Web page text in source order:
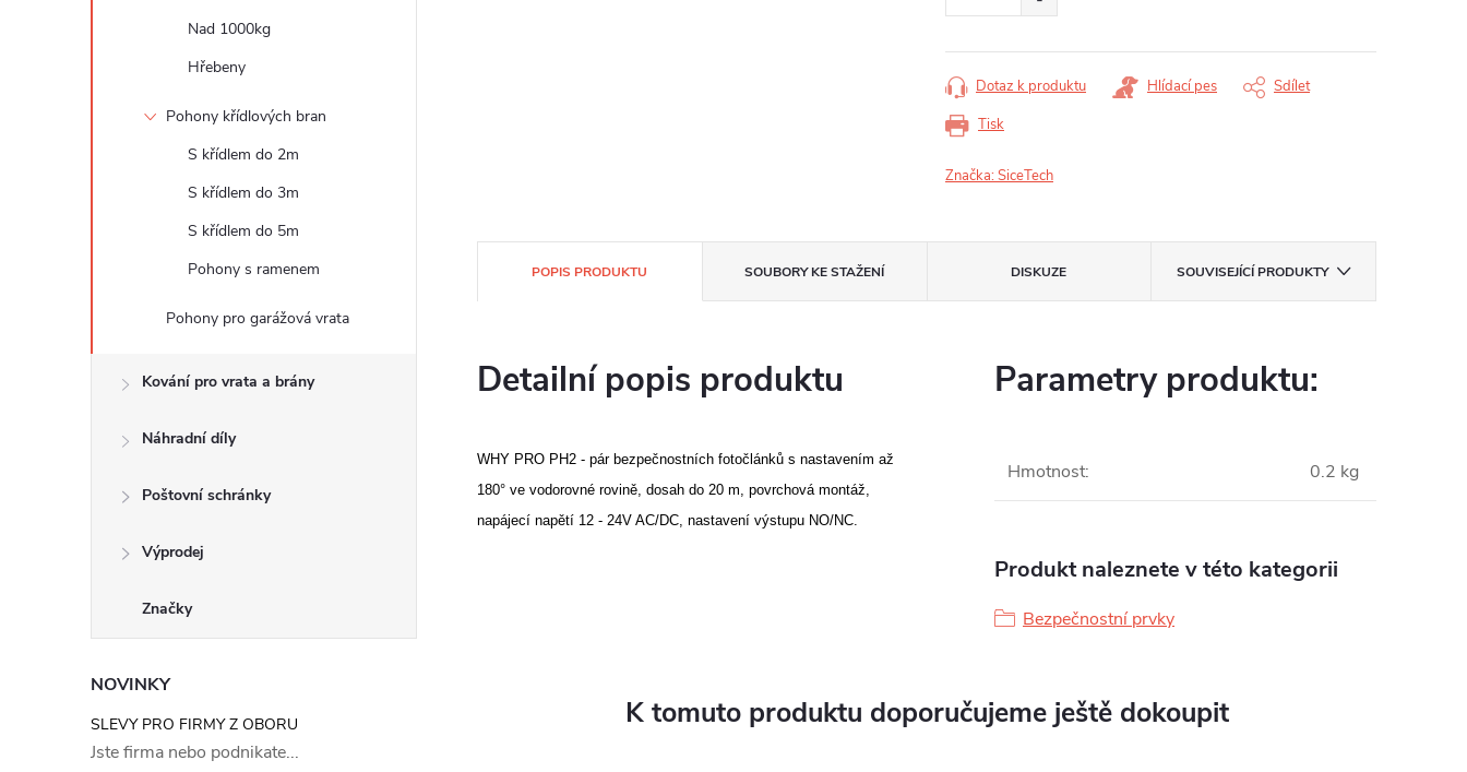
Nad 1000kg
Hřebeny
Pohony křídlových bran
S křídlem do 2m
S křídlem do 3m
S křídlem do 5m
Pohony s ramenem
Pohony pro garážová vrata
Kování pro vrata a brány
Náhradní díly
Poštovní schránky
Výprodej
Značky
NOVINKY
SLEVY PRO FIRMY Z OBORU
Jste firma nebo podnikate...
Tisk
Dotaz k produktu Hlídací pes Sdílet
Značka:SiceTech
POPIS PRODUKTU SOUBORY KE STAŽENÍ DISKUZE SOUVISEJÍCÍ PRODUKTY
Detailní popis produktu
WHY PRO PH2 - pár bezpečnostních fotočlánků s nastavením až
180° ve vodorovné rovině, dosah do 20 m, povrchová montáž,
napájecí napětí 12 - 24V AC/DC, nastavení výstupu NO/NC.
Parametry produktu:
Hmotnost: 0.2 kg
Produkt naleznete v této kategorii
Bezpečnostní prvky
K tomuto produktu doporučujeme ještě dokoupit